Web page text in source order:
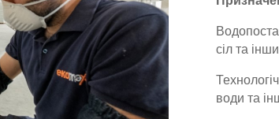
сіл та
води та